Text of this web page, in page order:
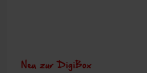
Neu zur DigiBox